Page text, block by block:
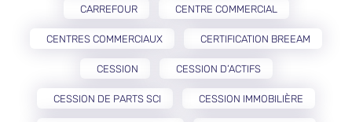
CARREFOUR CENTRE COMMERCIAL
CENTRES COMMERCIAUX CERTIFICATION BREEAM
CESSION CESSION D’ACTIFS
CESSION DE PARTS SCI CESSION IMMOBILIÈRE